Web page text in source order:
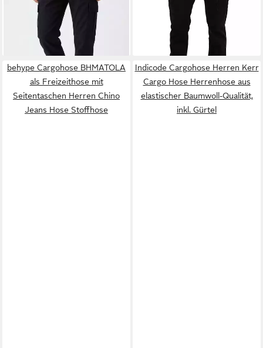
behype Cargohose BHMATOLA
als Freizeithose mit
Seitentaschen Herren Chino
Jeans Hose Stoffhose
Indicode Cargohose Herren Kerr
Cargo Hose Herrenhose aus
elastischer Baumwoll-Qualität,
inkl. Gürtel